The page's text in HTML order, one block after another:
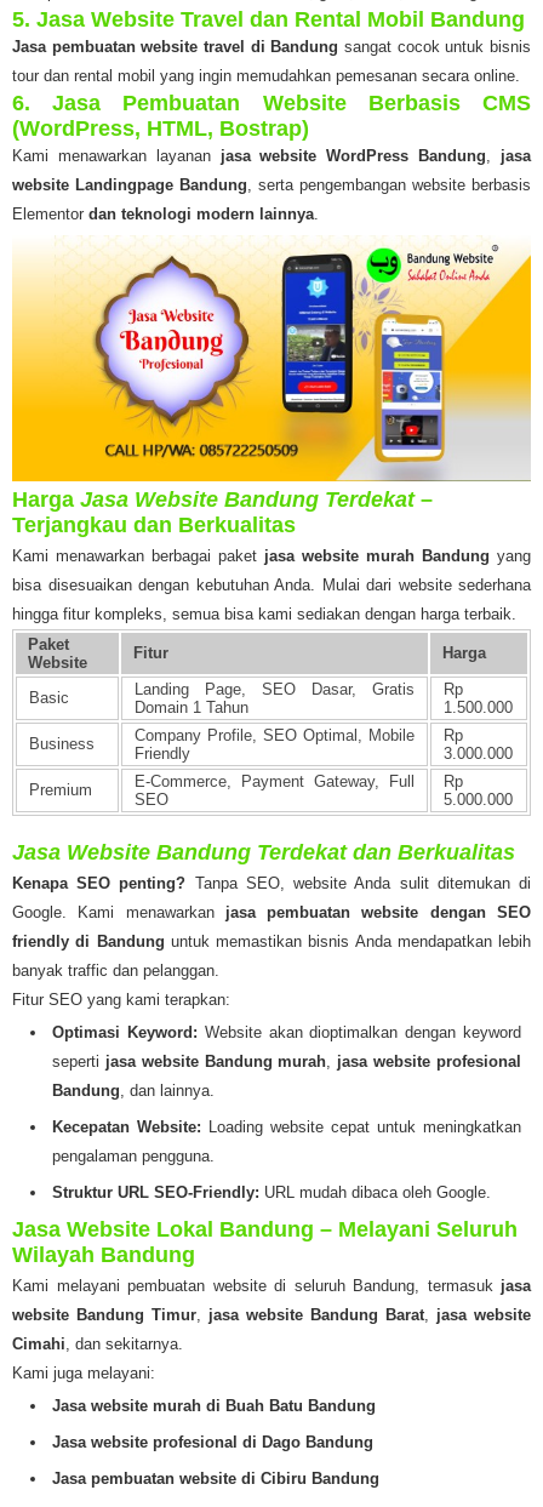
5. Jasa Website Travel dan Rental Mobil Bandung
Jasa pembuatan website travel di Bandung sangat cocok untuk bisnis
tour dan rental mobil yang ingin memudahkan pemesanan secara online.
6. Jasa Pembuatan Website Berbasis CMS
(WordPress, HTML, Bostrap)
Kami menawarkan layanan jasa website WordPress Bandung, jasa
website Landingpage Bandung, serta pengembangan website berbasis
Elementor dan teknologi modern lainnya.
Harga Jasa Website Bandung Terdekat–
Terjangkau dan Berkualitas
Kami menawarkan berbagai paket jasa website murah Bandung yang
bisa disesuaikan dengan kebutuhan Anda. Mulai dari website sederhana
hingga fitur kompleks, semua bisa kami sediakan dengan harga terbaik.
Paket
Website
Fitur Harga
Basic
Landing Page, SEO Dasar, Gratis
Domain 1 Tahun
Rp
1.500.000
Business
Company Profile, SEO Optimal, Mobile
Friendly
Rp
3.000.000
Premium
E-Commerce, Payment Gateway, Full
SEO
Rp
5.000.000
Jasa Website Bandung Terdekat dan Berkualitas
Kenapa SEO penting? Tanpa SEO, website Anda sulit ditemukan di
Google. Kami menawarkan jasa pembuatan website dengan SEO
friendly di Bandung untuk memastikan bisnis Anda mendapatkan lebih
banyak traffic dan pelanggan.
Fitur SEO yang kami terapkan:
Optimasi Keyword: Website akan dioptimalkan dengan keyword
seperti jasa website Bandung murah, jasa website profesional
Bandung, dan lainnya.
Kecepatan Website: Loading website cepat untuk meningkatkan
pengalaman pengguna.
Struktur URL SEO-Friendly: URL mudah dibaca oleh Google.
Jasa Website Lokal Bandung – Melayani Seluruh
Wilayah Bandung
Kami melayani pembuatan website di seluruh Bandung, termasuk jasa
website Bandung Timur, jasa website Bandung Barat, jasa website
Cimahi, dan sekitarnya.
Kami juga melayani:
Jasa website murah di Buah Batu Bandung
Jasa website profesional di Dago Bandung
Jasa pembuatan website di Cibiru Bandung